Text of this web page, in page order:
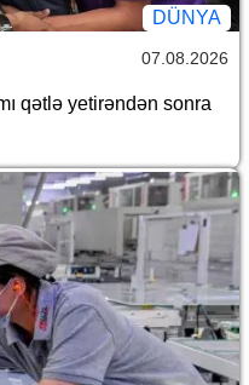
DÜNYA
07.08.2026
qətlə yetirəndən sonra